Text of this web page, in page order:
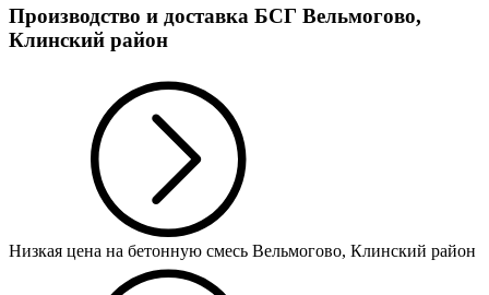
Производство и доставка БСГ Вельмогово,
Клинский район
Низкая цена на бетонную смесь Вельмогово, Клинский район